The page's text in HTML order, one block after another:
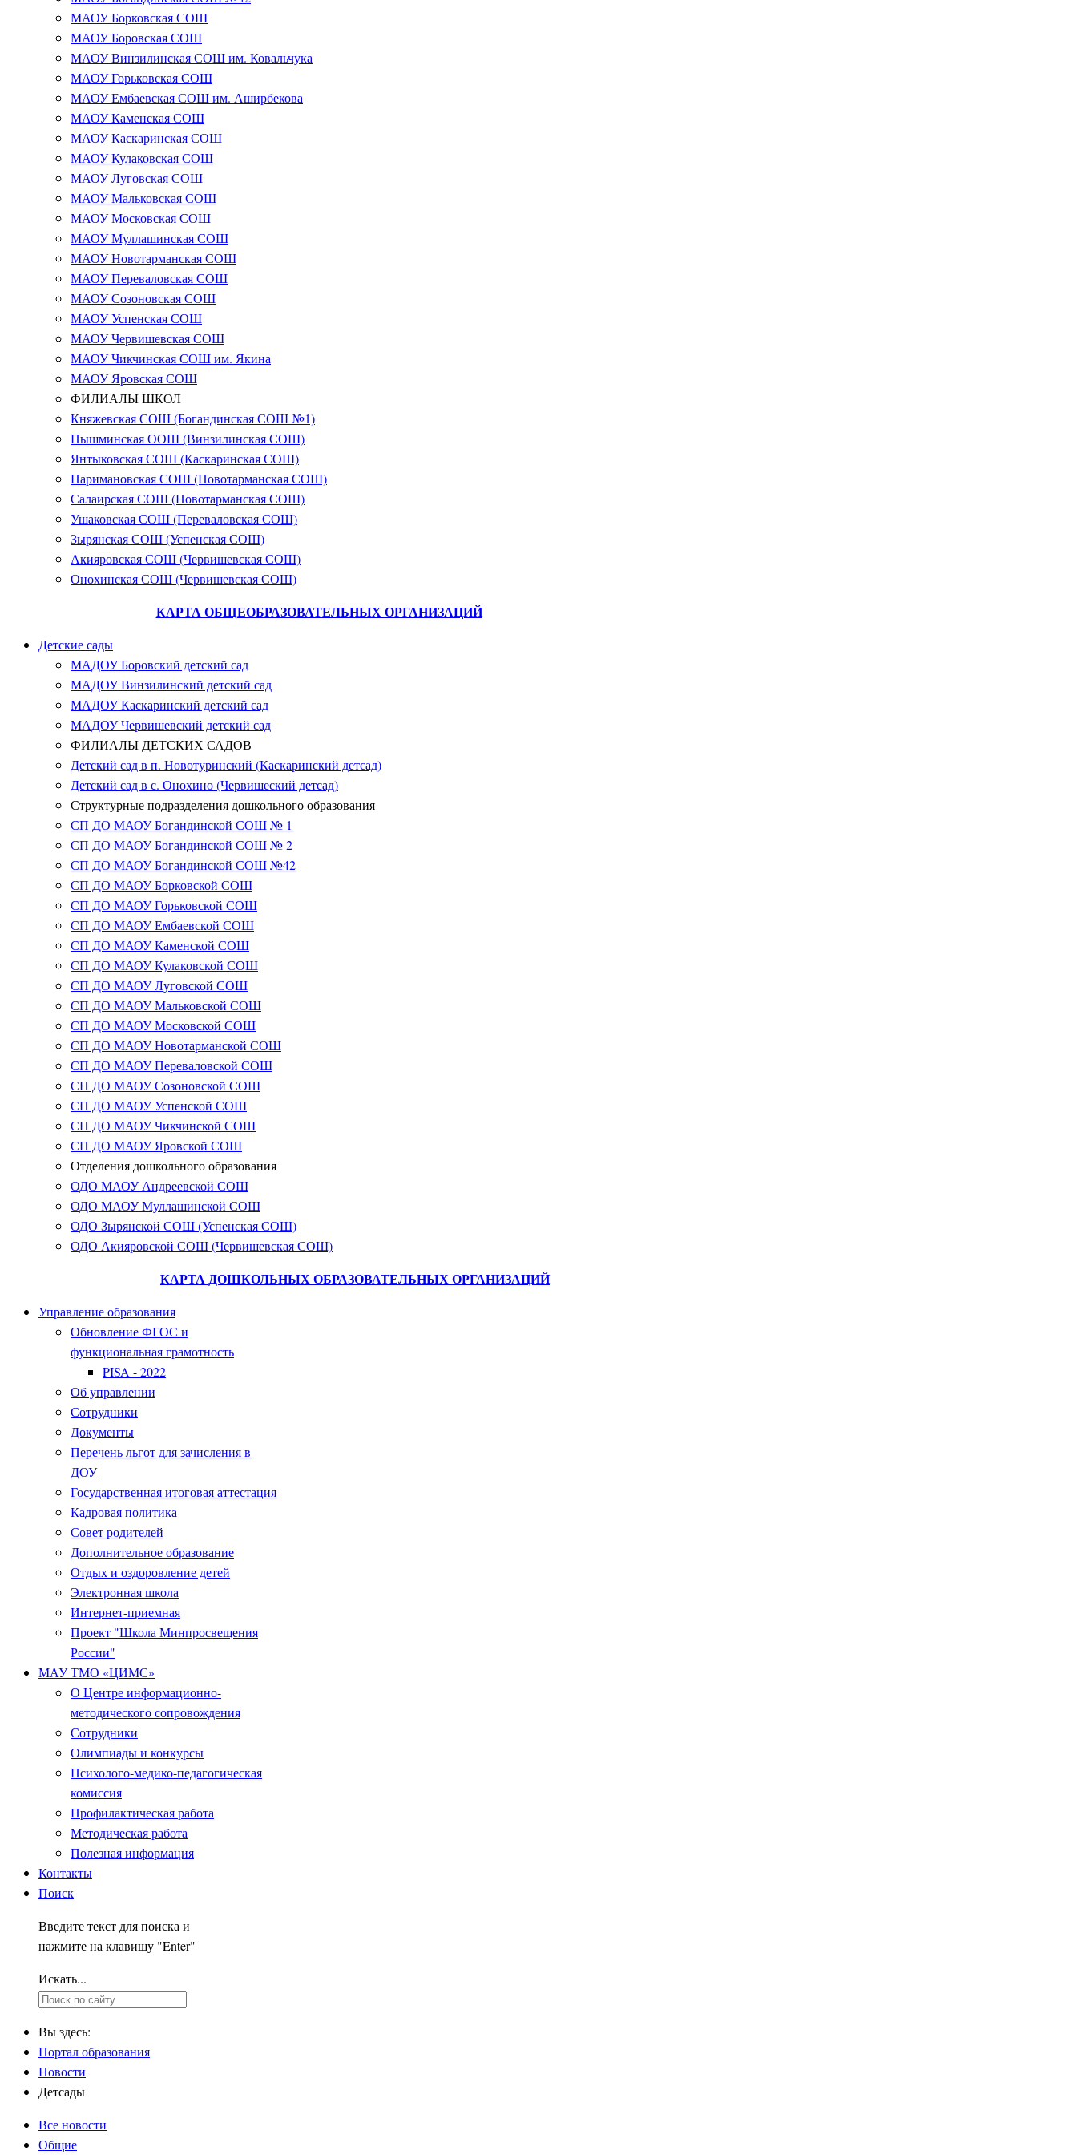
МАОУ Борковская СОШ
МАОУ Боровская СОШ
МАОУ Винзилинская СОШ им. Ковальчука
МАОУ Горьковская СОШ
МАОУ Ембаевская СОШ им. Аширбекова
МАОУ Каменская СОШ
МАОУ Каскаринская СОШ
МАОУ Кулаковская СОШ
МАОУ Луговская СОШ
МАОУ Мальковская СОШ
МАОУ Московская СОШ
МАОУ Муллашинская СОШ
МАОУ Новотарманская СОШ
МАОУ Переваловская СОШ
МАОУ Созоновская СОШ
МАОУ Успенская СОШ
МАОУ Червишевская СОШ
МАОУ Чикчинская СОШ им. Якина
МАОУ Яровская СОШ
ФИЛИАЛЫ ШКОЛ
Княжевская СОШ (Богандинская СОШ №1)
Пышминская ООШ (Винзилинская СОШ)
Янтыковская СОШ (Каскаринская СОШ)
Наримановская СОШ (Новотарманская СОШ)
Салаирская СОШ (Новотарманская СОШ)
Ушаковская СОШ (Переваловская СОШ)
Зырянская СОШ (Успенская СОШ)
Акияровская СОШ (Червишевская СОШ)
Онохинская СОШ (Червишевская СОШ)
КАРТА ОБЩЕОБРАЗОВАТЕЛЬНЫХ ОРГАНИЗАЦИЙ
Детские сады
МАДОУ Боровский детский сад
МАДОУ Винзилинский детский сад
МАДОУ Каскаринский детский сад
МАДОУ Червишевский детский сад
ФИЛИАЛЫ ДЕТСКИХ САДОВ
Детский сад в п. Новотуринский (Каскаринский детсад)
Детский сад в с. Онохино (Червишеский детсад)
Структурные подразделения дошкольного образования
СП ДО МАОУ Богандинской СОШ № 1
СП ДО МАОУ Богандинской СОШ № 2
СП ДО МАОУ Богандинской СОШ №42
СП ДО МАОУ Борковской СОШ
СП ДО МАОУ Горьковской СОШ
СП ДО МАОУ Ембаевской СОШ
СП ДО МАОУ Каменской СОШ
СП ДО МАОУ Кулаковской СОШ
СП ДО МАОУ Луговской СОШ
СП ДО МАОУ Мальковской СОШ
СП ДО МАОУ Московской СОШ
СП ДО МАОУ Новотарманской СОШ
СП ДО МАОУ Переваловской СОШ
СП ДО МАОУ Созоновской СОШ
СП ДО МАОУ Успенской СОШ
СП ДО МАОУ Чикчинской СОШ
СП ДО МАОУ Яровской СОШ
Отделения дошкольного образования
ОДО МАОУ Андреевской СОШ
ОДО МАОУ Муллашинской СОШ
ОДО Зырянской СОШ (Успенская СОШ)
ОДО Акияровской СОШ (Червишевская СОШ)
КАРТА ДОШКОЛЬНЫХ ОБРАЗОВАТЕЛЬНЫХ ОРГАНИЗАЦИЙ
Управление образования
Обновление ФГОС и
функциональная грамотность
PISA - 2022
Об управлении
Сотрудники
Документы
Перечень льгот для зачисления в
ДОУ
Государственная итоговая аттестация
Кадровая политика
Совет родителей
Дополнительное образование
Отдых и оздоровление детей
Электронная школа
Интернет-приемная
Проект "Школа Минпросвещения
России"
МАУ ТМО «ЦИМС»
О Центре информационно-
методического сопровождения
Сотрудники
Олимпиады и конкурсы
Психолого-медико-педагогическая
комиссия
Профилактическая работа
Методическая работа
Полезная информация
Контакты
Поиск
Введите текст для поиска и
нажмите на клавишу "Enter"
Искать...
Вы здесь:
Портал образования
Новости
Детсады
Все новости
Общие